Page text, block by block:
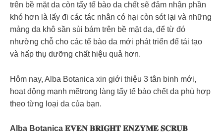
trên bề mặt da còn tẩy tế bào da chết sẽ đảm nhận phần
khó hơn là lấy đi các tác nhân có hại còn sót lại và những
mảng da khô sần sùi bám trên bề mặt da, để từ đó
nhường chỗ cho các tế bào da mới phát triển để tái tạo
và hấp thụ dưỡng chất hiệu quả hơn.
Hôm nay, Alba Botanica xin giới thiệu 3 tân binh mới,
hoạt động mạnh mẽtrong làng tẩy tế bào chết da phù hợp
theo từng loại da của bạn.
Alba Botanica 𝐄𝐕𝐄𝐍 𝐁𝐑𝐈𝐆𝐇𝐓 𝐄𝐍𝐙𝐘𝐌𝐄 𝐒𝐂𝐑𝐔𝐁